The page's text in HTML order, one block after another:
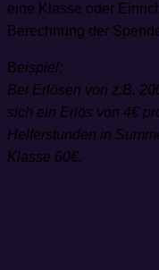
eine Klasse oder
Berechnung der
Beispiel:
Bei Erlösen von z.B.
sich ein Erlös von 4€
Helferstunden in
Klasse 60€.